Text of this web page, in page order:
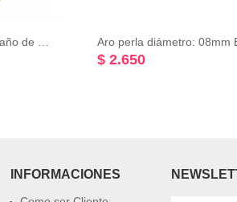
$ 2.650
INFORMACIONES